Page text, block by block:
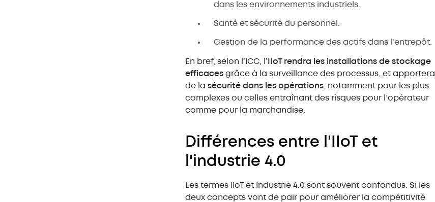
dans les environnements industriels.
Santé et sécurité du personnel.
Gestion de la performance des actifs dans l'entrepôt.
En bref, selon l’ICC, l’ IIoT rendra les installations de stockage
efficaces grâce à la surveillance des processus, et apportera
de la sécurité dans les opérations , notamment pour les plus
complexes ou celles entraînant des risques pour l’opérateur
comme pour la marchandise.
Différences entre l'IIoT et
l'industrie 4.0
Les termes IIoT et Industrie 4.0 sont souvent confondus. Si les
deux concepts vont de pair pour améliorer la compétitivité